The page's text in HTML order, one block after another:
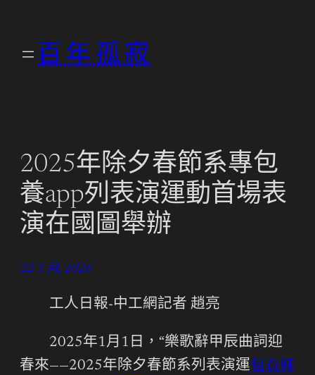
百年孤寂
2025年除夕春節系專包
養app列表演運動首場表
演在國圖舉辦
22 1 月, 2026
工人日報-中工網記者 趙亮
2025年1月1日，“樂歌辭甲辰曲詞迎
春來——2025年除夕春節系列表演運包養妹